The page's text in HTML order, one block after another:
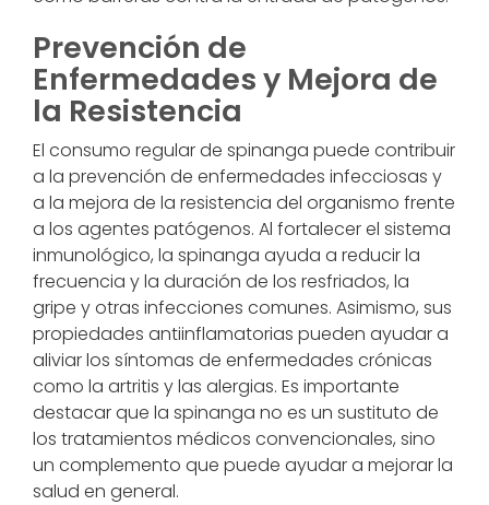
Prevención de
Enfermedades y Mejora de
la Resistencia
El consumo regular de spinanga puede contribuir
a la prevención de enfermedades infecciosas y
a la mejora de la resistencia del organismo frente
a los agentes patógenos. Al fortalecer el sistema
inmunológico, la spinanga ayuda a reducir la
frecuencia y la duración de los resfriados, la
gripe y otras infecciones comunes. Asimismo, sus
propiedades antiinflamatorias pueden ayudar a
aliviar los síntomas de enfermedades crónicas
como la artritis y las alergias. Es importante
destacar que la spinanga no es un sustituto de
los tratamientos médicos convencionales, sino
un complemento que puede ayudar a mejorar la
salud en general.